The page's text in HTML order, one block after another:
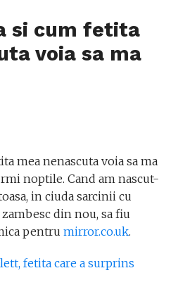
si cum fetita
voia sa ma
mea nenascuta voia sa ma
noptile. Cand am nascut-
in ciuda sarcinii cu
din nou, sa fiu
pentru mirror.co.uk.
fetita care a surprins